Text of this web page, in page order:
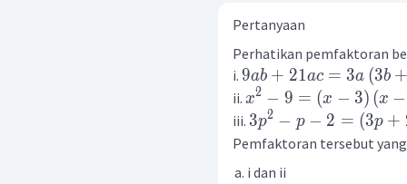
Pertanyaan
Perhatikan pemfaktoran
i. 9ab + 21ac = 3a (3b +
ii. x2 − 9 = (x − 3) (x −
iii. 3p2 − p − 2 = (3p +
Pemfaktoran tersebut yang
i dan ii